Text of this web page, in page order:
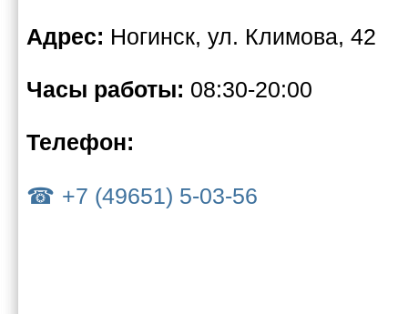
Адрес: Ногинск, ул. Климова, 42
Часы работы: 08:30-20:00
Телефон:
+7 (49651) 5-03-56